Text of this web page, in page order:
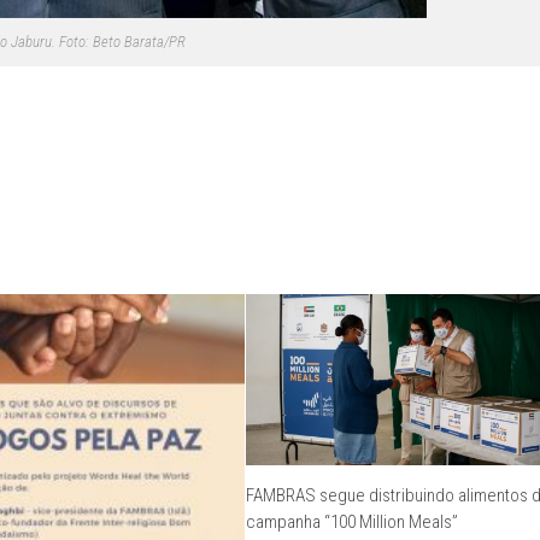
Jaburu. Foto: Beto Barata/PR
FAMBRAS segue distribuindo alimentos
campanha “100 Million Meals”